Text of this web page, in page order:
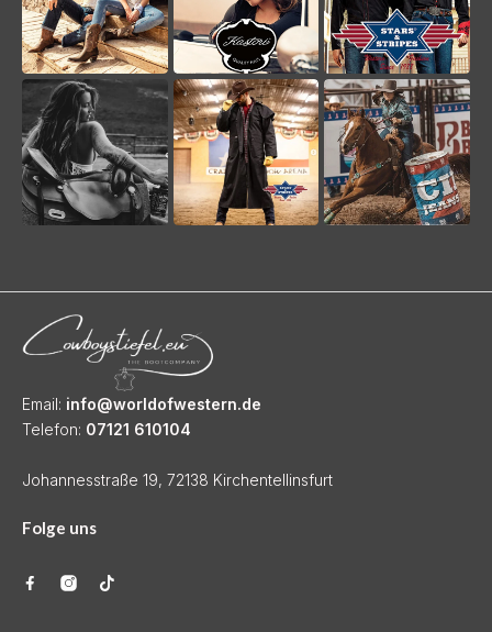
Email: info@worldofwestern.de
Telefon: 07121 610104
Johannesstraße 19, 72138 Kirchentellinsfurt
Folge uns